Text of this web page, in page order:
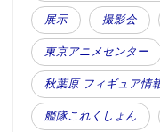
展示 撮影会
東京アニメセンター
秋葉原 フィギュア情
艦隊これくしょん